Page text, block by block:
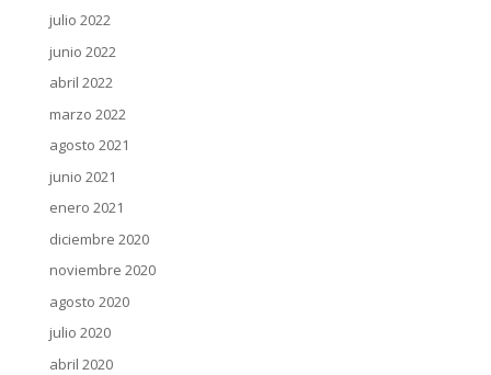
julio 2022
junio 2022
abril 2022
marzo 2022
agosto 2021
junio 2021
enero 2021
diciembre 2020
noviembre 2020
agosto 2020
julio 2020
abril 2020